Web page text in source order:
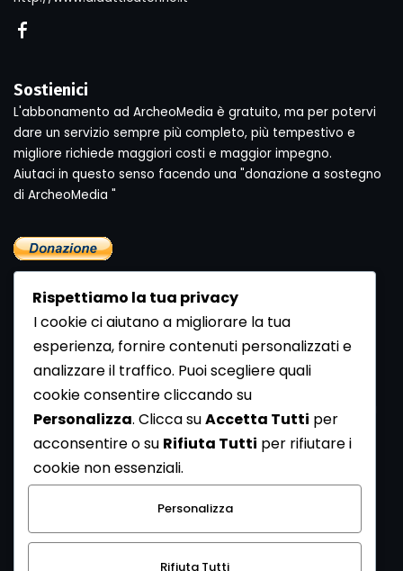
Sostienici
L'abbonamento ad ArcheoMedia è gratuito, ma per potervi
dare un servizio sempre più completo, più tempestivo e
migliore richiede maggiori costi e maggior impegno.
Aiutaci in questo senso facendo una "donazione a sostegno
di ArcheoMedia "
Newsletter
Se vuoi ricevere la Rivista gratuita di archeologia realizzata
dalla Redazione di ArcheoMedia iscriviti alla nostra
Newsletter [Clicca Qui]
Con l'invio del messaggio l'utente dichiara di aver letto
l’informativa sulla privacy e di acconsentire al trattamento
dei propri dati personali.
Rispettiamo la tua privacy
I cookie ci aiutano a migliorare la tua
esperienza, fornire contenuti personalizzati e
analizzare il traffico. Puoi scegliere quali
cookie consentire cliccando su
Personalizza. Clicca suAccetta Tutti per
acconsentire o su Rifiuta Tutti per rifiutare i
cookie non essenziali.
Personalizza
Rifiuta Tutti